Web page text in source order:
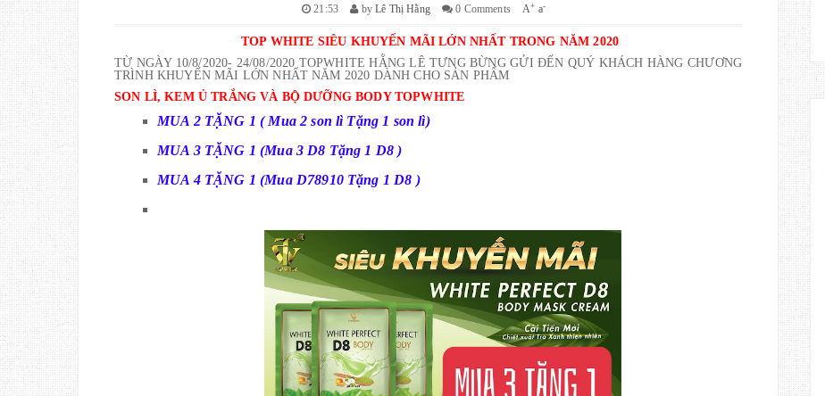
21:53 byLê Thị Hằng 0 Comments A+ a-
TOP WHITE SIÊU KHUYẾN MÃI LỚN NHẤT TRONG NĂM 2020
TỪ NGÀY 10/8/2020- 24/08/2020 TOPWHITE HẰNG LÊ TƯNG BỪNG GỬI ĐẾN QUÝ KHÁCH HÀNG CHƯƠNG
TRÌNH KHUYẾN MÃI LỚN NHẤT NĂM 2020 DÀNH CHO SẢN PHẨM
SON LÌ, KEM Ủ TRẮNG VÀ BỘ DƯỠNG BODY TOPWHITE
MUA 2 TẶNG 1 ( Mua 2 son lì Tặng 1 son lì)
MUA 3 TẶNG 1 (Mua 3 D8 Tặng 1 D8 )
MUA 4 TẶNG 1 (Mua D78910 Tặng 1 D8 )